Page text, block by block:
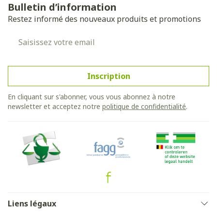
Bulletin d’information
Restez informé des nouveaux produits et promotions
Inscription
En cliquant sur s'abonner, vous vous abonnez à notre
newsletter et acceptez notre politique de confidentialité.
Liens légaux